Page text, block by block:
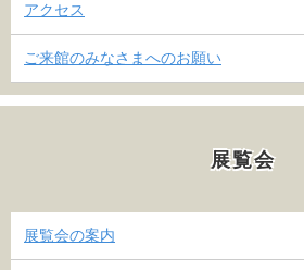
アクセス
ご来館のみなさまへのお願い
展覧会
展覧会の案内